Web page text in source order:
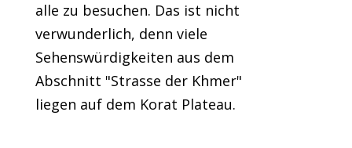
alle zu besuchen. Das ist nicht
verwunderlich, denn viele
Sehenswürdigkeiten aus dem
Abschnitt "Strasse der Khmer"
liegen auf dem Korat Plateau.